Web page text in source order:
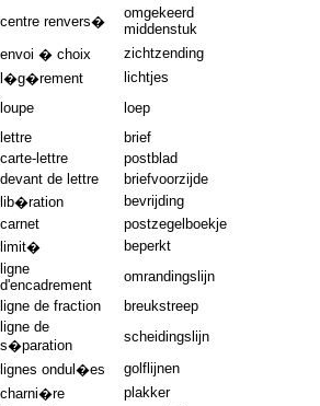
centre renvers�
omgekeerd
middenstuk
envoi � choix
zichtzending
l�g�rement
lichtjes
loupe
loep
lettre
brief
carte-lettre
postblad
devant de lettre
briefvoorzijde
lib�ration
bevrijding
carnet
postzegelboekje
limit�
beperkt
ligne
d'encadrement
omrandingslijn
ligne de fraction
breukstreep
ligne de
s�paration
scheidingslijn
lignes ondul�es
golflijnen
charni�re
plakker